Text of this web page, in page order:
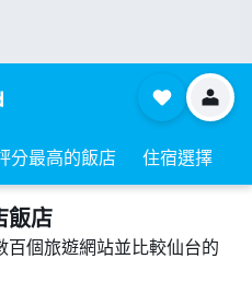
分最高的飯店 住宿選擇
飯店
個旅遊網站並比較仙台的